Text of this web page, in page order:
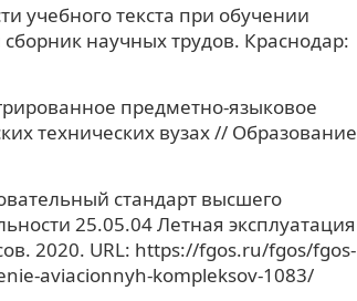
учебного текста при обучении
научных трудов. Краснодар:
предметно-языковое
технических вузах // Образование
стандарт высшего
25.05.04 Летная эксплуатация
2020. URL: https://fgos.ru/fgos/fgos-
aviacionnyh-kompleksov-1083/